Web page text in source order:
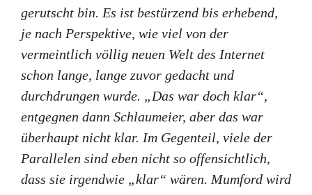
gerutscht bin. Es ist bestürzend bis erhebend,
je nach Perspektive, wie viel von der
vermeintlich völlig neuen Welt des Internet
schon lange, lange zuvor gedacht und
durchdrungen wurde. „Das war doch klar“,
entgegnen dann Schlaumeier, aber das war
überhaupt nicht klar. Im Gegenteil, viele der
Parallelen sind eben nicht so offensichtlich,
dass sie irgendwie „klar“ wären. Mumford wird